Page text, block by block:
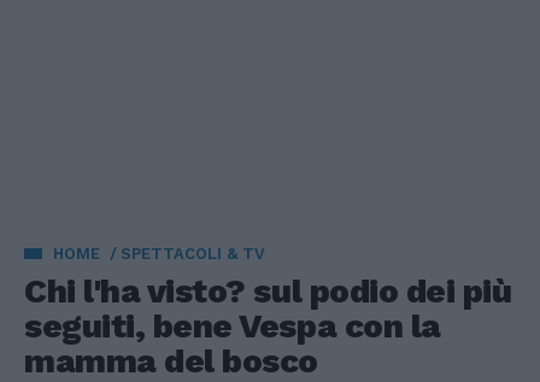
HOME SPETTACOLI & TV
Chi l'ha visto? sul podio dei più
seguiti, bene Vespa con la
mamma del bosco